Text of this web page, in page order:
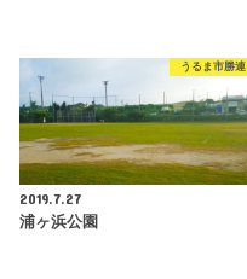
うるま市勝連
2019.7.27
浦ヶ浜公園